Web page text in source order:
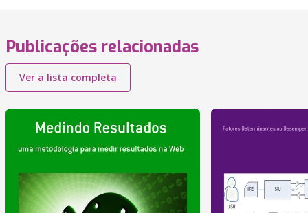
Publicações relacionadas
Ver a lista completa